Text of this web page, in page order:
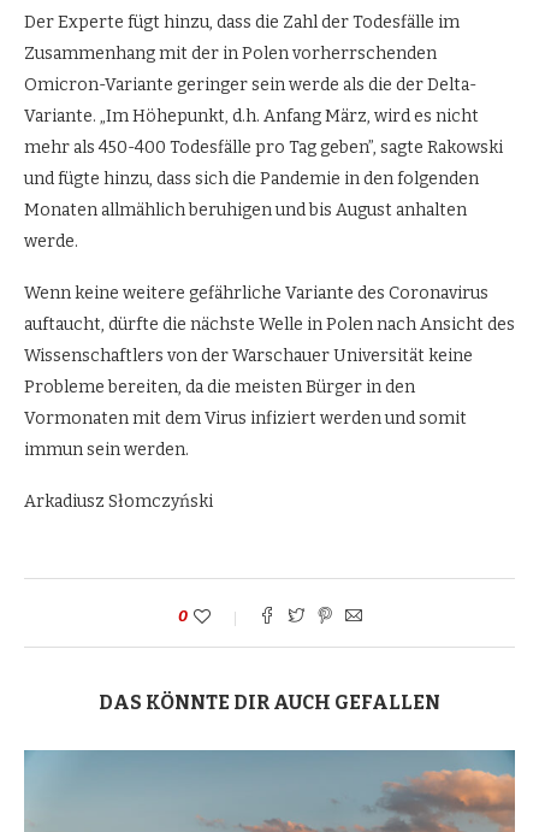
Der Experte fügt hinzu, dass die Zahl der Todesfälle im
Zusammenhang mit der in Polen vorherrschenden
Omicron-Variante geringer sein werde als die der Delta-
Variante. „Im Höhepunkt, d.h. Anfang März, wird es nicht
mehr als 450-400 Todesfälle pro Tag geben”, sagte Rakowski
und fügte hinzu, dass sich die Pandemie in den folgenden
Monaten allmählich beruhigen und bis August anhalten
werde.
Wenn keine weitere gefährliche Variante des Coronavirus
auftaucht, dürfte die nächste Welle in Polen nach Ansicht des
Wissenschaftlers von der Warschauer Universität keine
Probleme bereiten, da die meisten Bürger in den
Vormonaten mit dem Virus infiziert werden und somit
immun sein werden.
Arkadiusz Słomczyński
0
DAS KÖNNTE DIR AUCH GEFALLEN